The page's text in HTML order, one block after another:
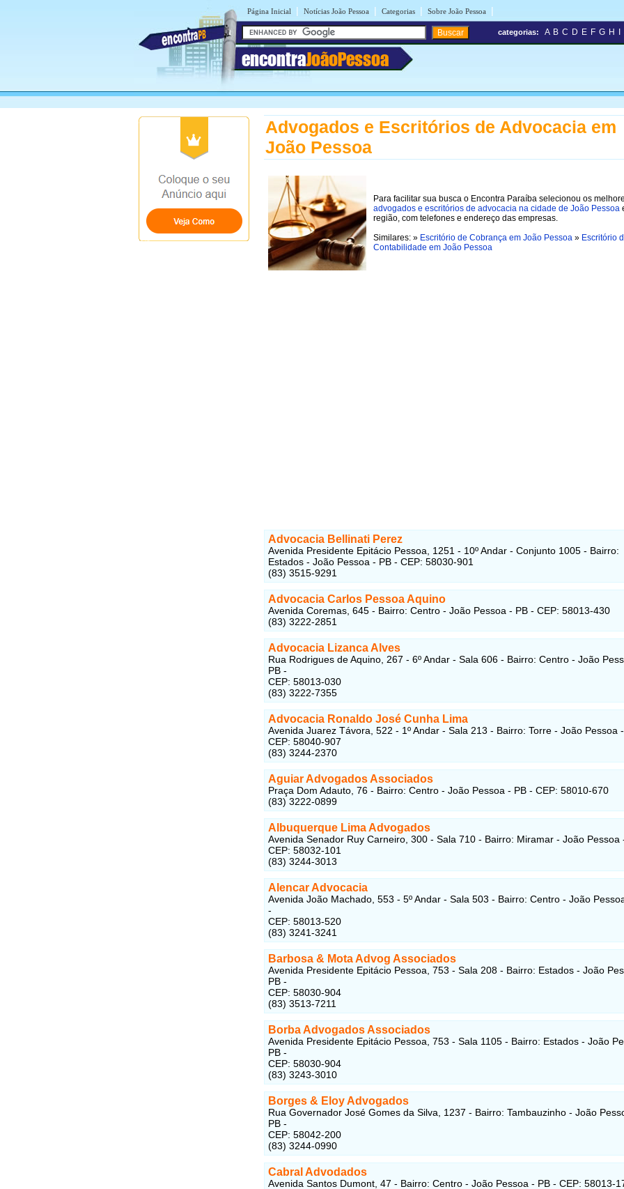
Página Inicial | Notícias João Pessoa | Categorias | Sobre João Pessoa |
encontraJoãoPessoa
categorias: A B C D E F G H
Advogados e Escritórios de Advocacia em
João Pessoa
Para facilitar sua busca o Encontra Paraíba selecionou os
advogados e escritórios de advocacia na cidade de João Pessoa
região, com telefones e endereço das empresas.
Similares: » Escritório de Cobrança em João Pessoa » Escritório
Contabilidade em João Pessoa
Advocacia Bellinati Perez
Avenida Presidente Epitácio Pessoa, 1251 - 10º Andar - Conjunto 1005 - Bairro:
Estados - João Pessoa - PB - CEP: 58030-901
(83) 3515-9291
Advocacia Carlos Pessoa Aquino
Avenida Coremas, 645 - Bairro: Centro - João Pessoa - PB - CEP: 58013-430
(83) 3222-2851
Advocacia Lizanca Alves
Rua Rodrigues de Aquino, 267 - 6º Andar - Sala 606 - Bairro: Centro - João
PB -
CEP: 58013-030
(83) 3222-7355
Advocacia Ronaldo José Cunha Lima
Avenida Juarez Távora, 522 - 1º Andar - Sala 213 - Bairro: Torre - João Pessoa
CEP: 58040-907
(83) 3244-2370
Aguiar Advogados Associados
Praça Dom Adauto, 76 - Bairro: Centro - João Pessoa - PB - CEP: 58010-670
(83) 3222-0899
Albuquerque Lima Advogados
Avenida Senador Ruy Carneiro, 300 - Sala 710 - Bairro: Miramar - João Pessoa
CEP: 58032-101
(83) 3244-3013
Alencar Advocacia
Avenida João Machado, 553 - 5º Andar - Sala 503 - Bairro: Centro - João
-
CEP: 58013-520
(83) 3241-3241
Barbosa & Mota Advog Associados
Avenida Presidente Epitácio Pessoa, 753 - Sala 208 - Bairro: Estados - João
PB -
CEP: 58030-904
(83) 3513-7211
Borba Advogados Associados
Avenida Presidente Epitácio Pessoa, 753 - Sala 1105 - Bairro: Estados - João
PB -
CEP: 58030-904
(83) 3243-3010
Borges & Eloy Advogados
Rua Governador José Gomes da Silva, 1237 - Bairro: Tambauzinho - João
PB -
CEP: 58042-200
(83) 3244-0990
Cabral Advodados
Avenida Santos Dumont, 47 - Bairro: Centro - João Pessoa - PB - CEP: 58013-